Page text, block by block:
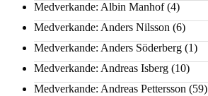
Medverkande: Albin Manhof(4)
Medverkande: Anders Nilsson (6)
Medverkande: Anders Söderberg (1)
Medverkande: Andreas Isberg (10)
Medverkande: Andreas Pettersson (59)